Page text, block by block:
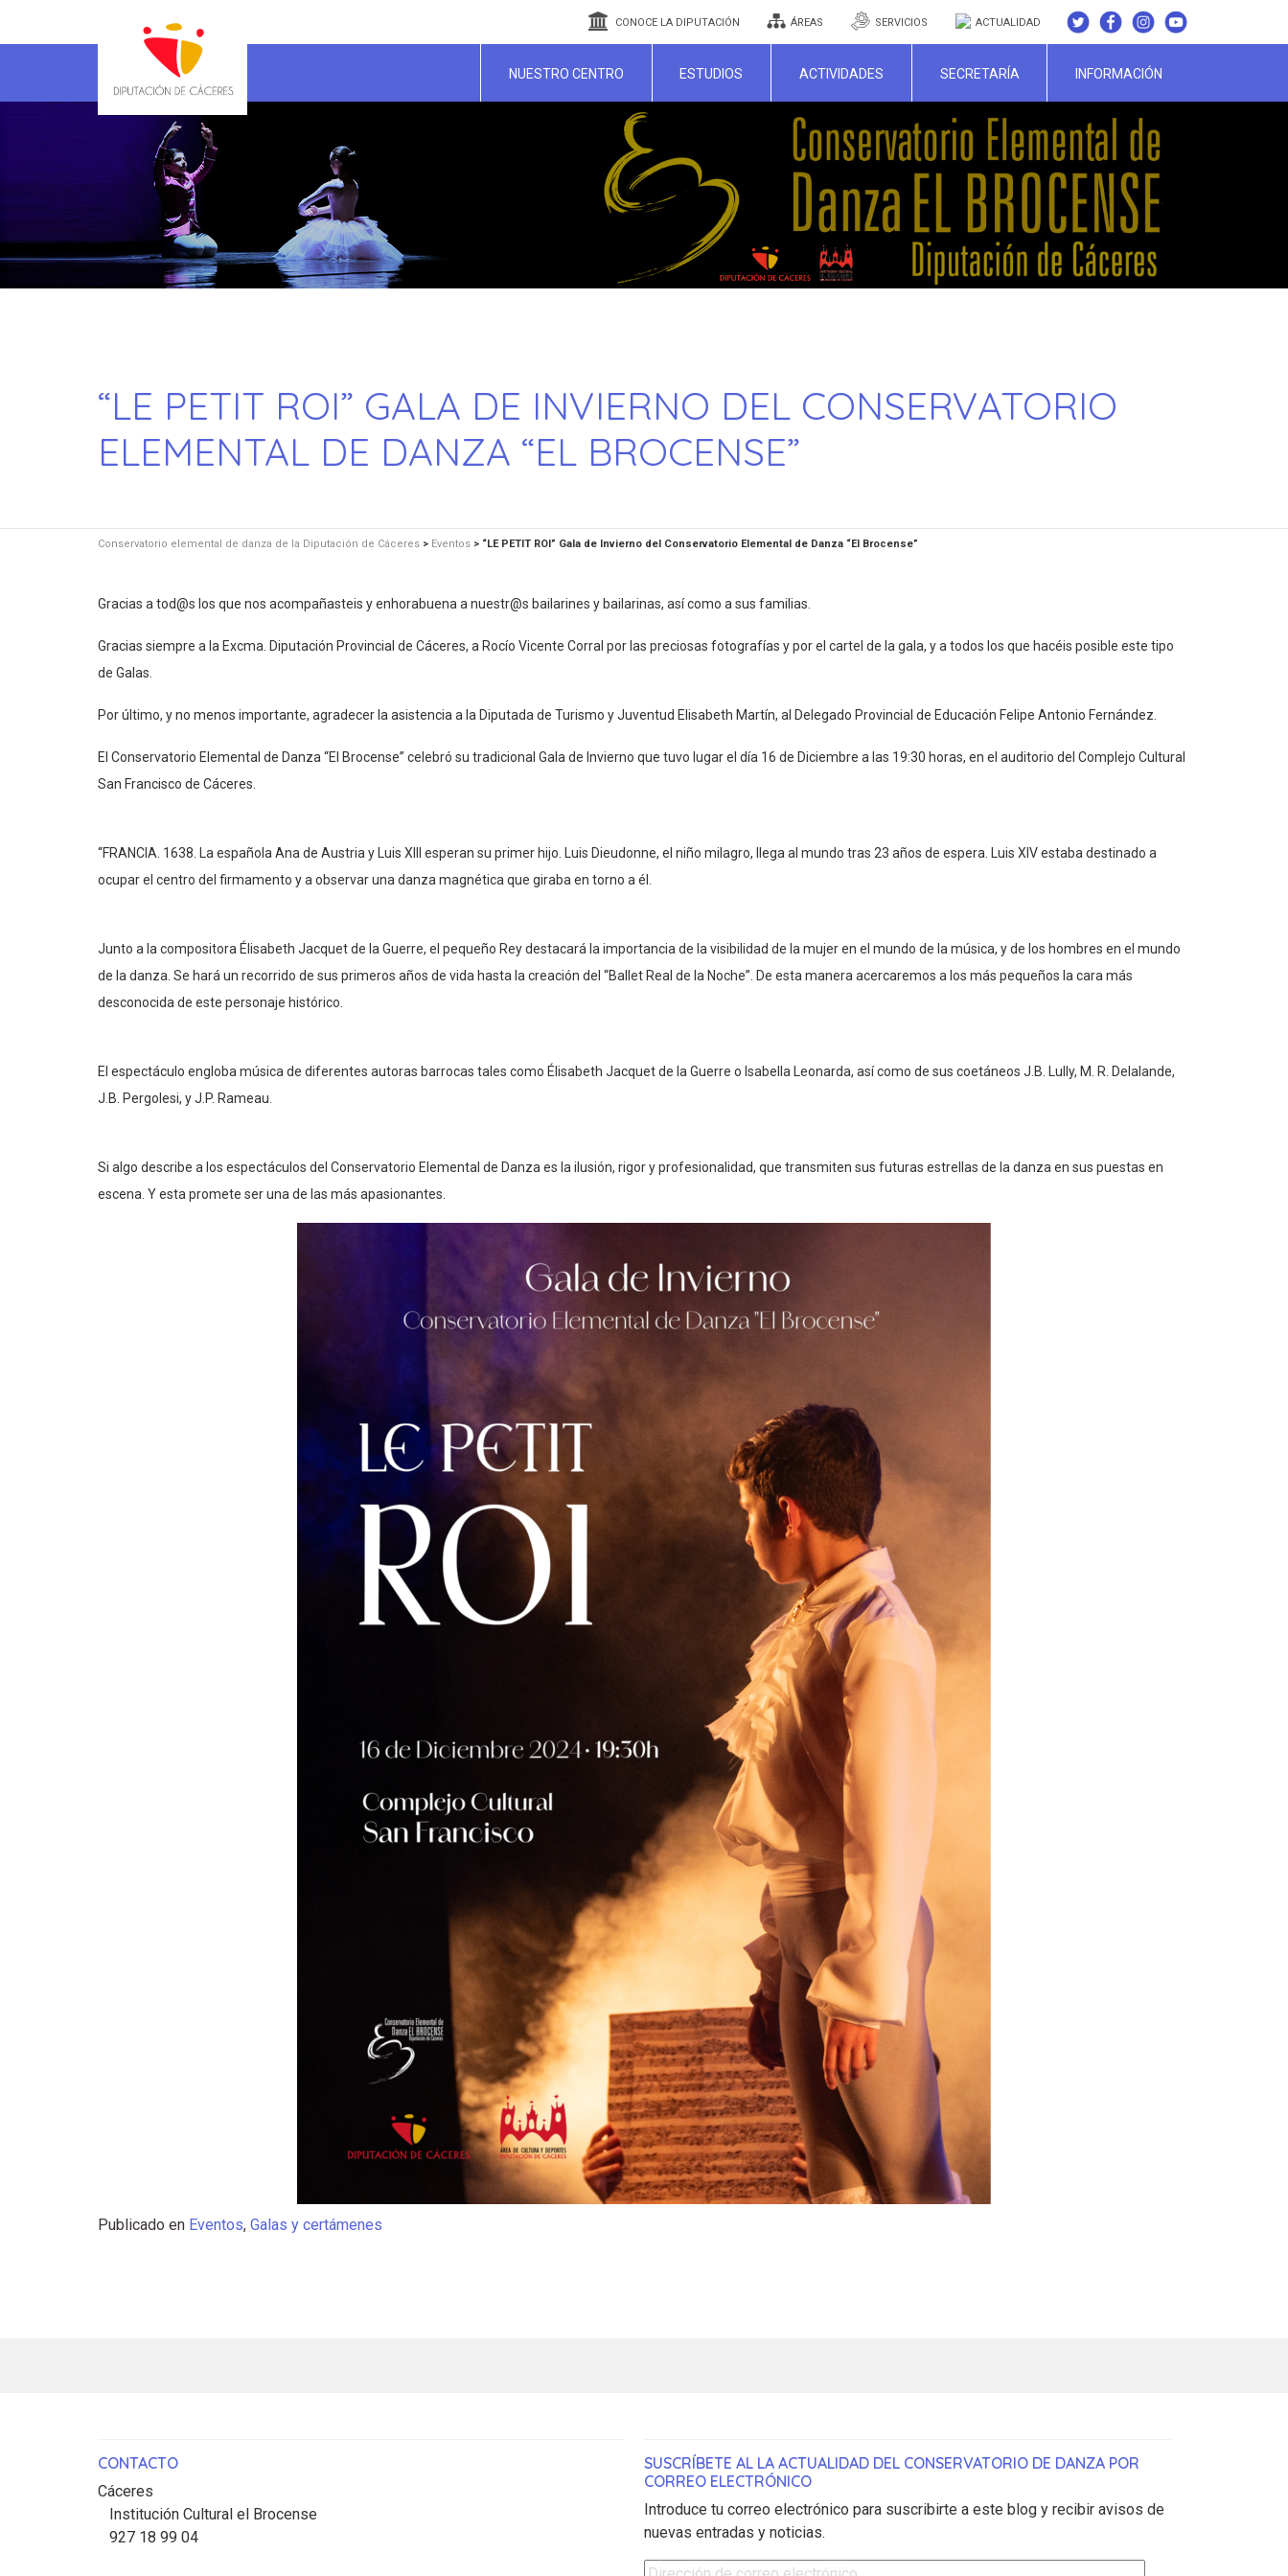
CONOCE LA DIPUTACIÓN ÁREAS SERVICIOS ACTUALIDAD
NUESTRO CENTRO ESTUDIOS ACTIVIDADES SECRETARÍA INFORMACIÓN
“LE PETIT ROI” GALA DE INVIERNO DEL CONSERVATORIO
ELEMENTAL DE DANZA “EL BROCENSE”
Conservatorio elemental de danza de la Diputación de Cáceres > Eventos > “LE PETIT ROI” Gala de Invierno del Conservatorio Elemental de Danza “El Brocense”
Gracias a tod@s los que nos acompañasteis y enhorabuena a nuestr@s bailarines y bailarinas, así como a sus familias.
Gracias siempre a la Excma. Diputación Provincial de Cáceres, a Rocío Vicente Corral por las preciosas fotografías y por el cartel de la gala, y a todos los que hacéis posible este tipo
de Galas.
Por último, y no menos importante, agradecer la asistencia a la Diputada de Turismo y Juventud Elisabeth Martín, al Delegado Provincial de Educación Felipe Antonio Fernández.
El Conservatorio Elemental de Danza “El Brocense” celebró su tradicional Gala de Invierno que tuvo lugar el día 16 de Diciembre a las 19:30 horas, en el auditorio del Complejo Cultural
San Francisco de Cáceres.
“FRANCIA. 1638. La española Ana de Austria y Luis XIII esperan su primer hijo. Luis Dieudonne, el niño milagro, llega al mundo tras 23 años de espera. Luis XIV estaba destinado a
ocupar el centro del firmamento y a observar una danza magnética que giraba en torno a él.
Junto a la compositora Élisabeth Jacquet de la Guerre, el pequeño Rey destacará la importancia de la visibilidad de la mujer en el mundo de la música, y de los hombres en el mundo
de la danza. Se hará un recorrido de sus primeros años de vida hasta la creación del “Ballet Real de la Noche”. De esta manera acercaremos a los más pequeños la cara más
desconocida de este personaje histórico.
El espectáculo engloba música de diferentes autoras barrocas tales como Élisabeth Jacquet de la Guerre o Isabella Leonarda, así como de sus coetáneos J.B. Lully, M. R. Delalande,
J.B. Pergolesi, y J.P. Rameau.
Si algo describe a los espectáculos del Conservatorio Elemental de Danza es la ilusión, rigor y profesionalidad, que transmiten sus futuras estrellas de la danza en sus puestas en
escena. Y esta promete ser una de las más apasionantes.
Publicado en Eventos, Galas y certámenes
CONTACTO
Cáceres
Institución Cultural el Brocense
927 18 99 04
SUSCRÍBETE AL LA ACTUALIDAD DEL CONSERVATORIO DE DANZA POR
CORREO ELECTRÓNICO
Introduce tu correo electrónico para suscribirte a este blog y recibir avisos de
nuevas entradas y noticias.
Dirección de correo electrónico